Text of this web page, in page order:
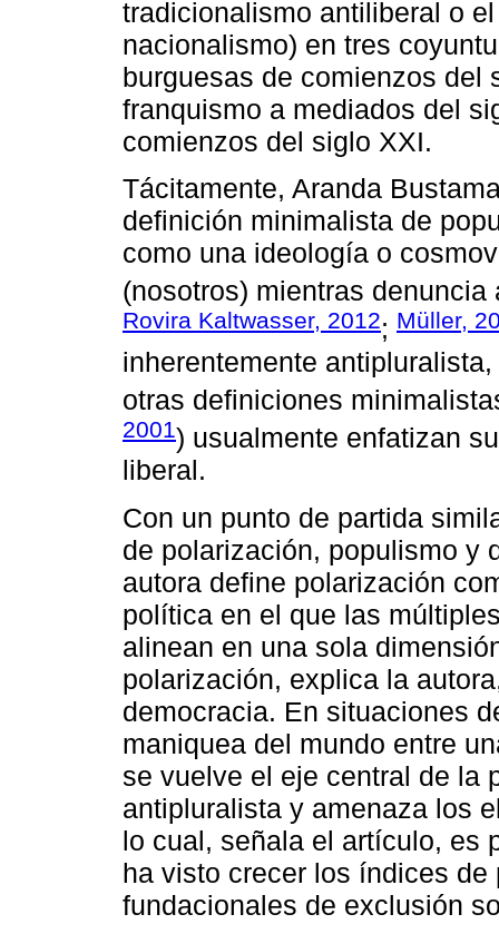
tradicionalismo antiliberal o
nacionalismo) en tres
burguesas de comienzos del
franquismo a mediados del
comienzos del siglo XXI.
Tácitamente, Aranda
definición minimalista de
como una ideología o
(nosotros) mientras
Rovira Kaltwasser, 2012; Müller,
inherentemente
otras definiciones
2001) usualmente enfatizan
liberal.
Con un punto de partida
de polarización, populismo y
autora define polarización
política en el que las
alinean en una sola
polarización, explica la
democracia. En situaciones
maniquea del mundo entre
se vuelve el eje central de la
antipluralista y amenaza los
lo cual, señala el artículo, es
ha visto crecer los índices
fundacionales de exclusión